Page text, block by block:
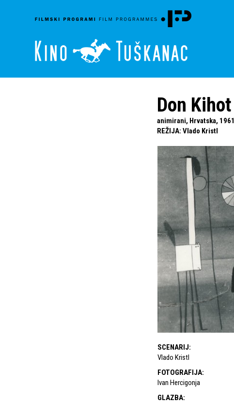
Don Kihot
animirani, Hrvatska, 1961
REŽIJA: Vlado Kristl
SCENARIJ:
Vlado Kristl
FOTOGRAFIJA:
Ivan Hercigonja
GLAZBA: